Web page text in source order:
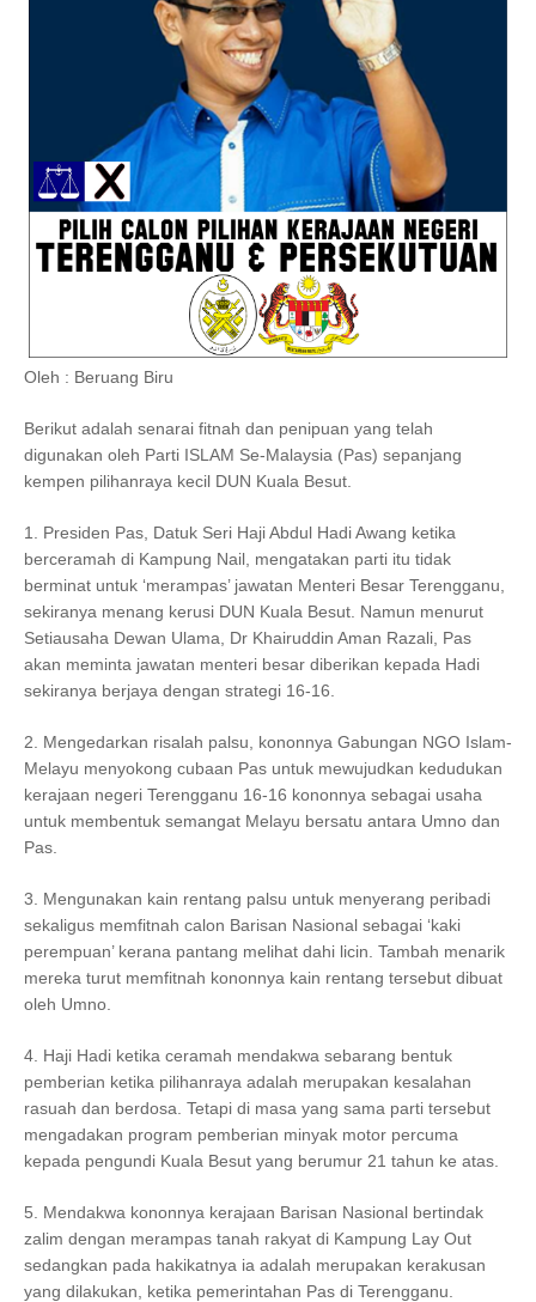
Oleh : Beruang Biru
Berikut adalah senarai fitnah dan penipuan yang telah
digunakan oleh Parti ISLAM Se-Malaysia (Pas) sepanjang
kempen pilihanraya kecil DUN Kuala Besut.
1. Presiden Pas, Datuk Seri Haji Abdul Hadi Awang ketika
berceramah di Kampung Nail, mengatakan parti itu tidak
berminat untuk ‘merampas’ jawatan Menteri Besar Terengganu,
sekiranya menang kerusi DUN Kuala Besut. Namun menurut
Setiausaha Dewan Ulama, Dr Khairuddin Aman Razali, Pas
akan meminta jawatan menteri besar diberikan kepada Hadi
sekiranya berjaya dengan strategi 16-16.
2. Mengedarkan risalah palsu, kononnya Gabungan NGO Islam-
Melayu menyokong cubaan Pas untuk mewujudkan kedudukan
kerajaan negeri Terengganu 16-16 kononnya sebagai usaha
untuk membentuk semangat Melayu bersatu antara Umno dan
Pas.
3. Mengunakan kain rentang palsu untuk menyerang peribadi
sekaligus memfitnah calon Barisan Nasional sebagai ‘kaki
perempuan’ kerana pantang melihat dahi licin. Tambah menarik
mereka turut memfitnah kononnya kain rentang tersebut dibuat
oleh Umno.
4. Haji Hadi ketika ceramah mendakwa sebarang bentuk
pemberian ketika pilihanraya adalah merupakan kesalahan
rasuah dan berdosa. Tetapi di masa yang sama parti tersebut
mengadakan program pemberian minyak motor percuma
kepada pengundi Kuala Besut yang berumur 21 tahun ke atas.
5. Mendakwa kononnya kerajaan Barisan Nasional bertindak
zalim dengan merampas tanah rakyat di Kampung Lay Out
sedangkan pada hakikatnya ia adalah merupakan kerakusan
yang dilakukan, ketika pemerintahan Pas di Terengganu.